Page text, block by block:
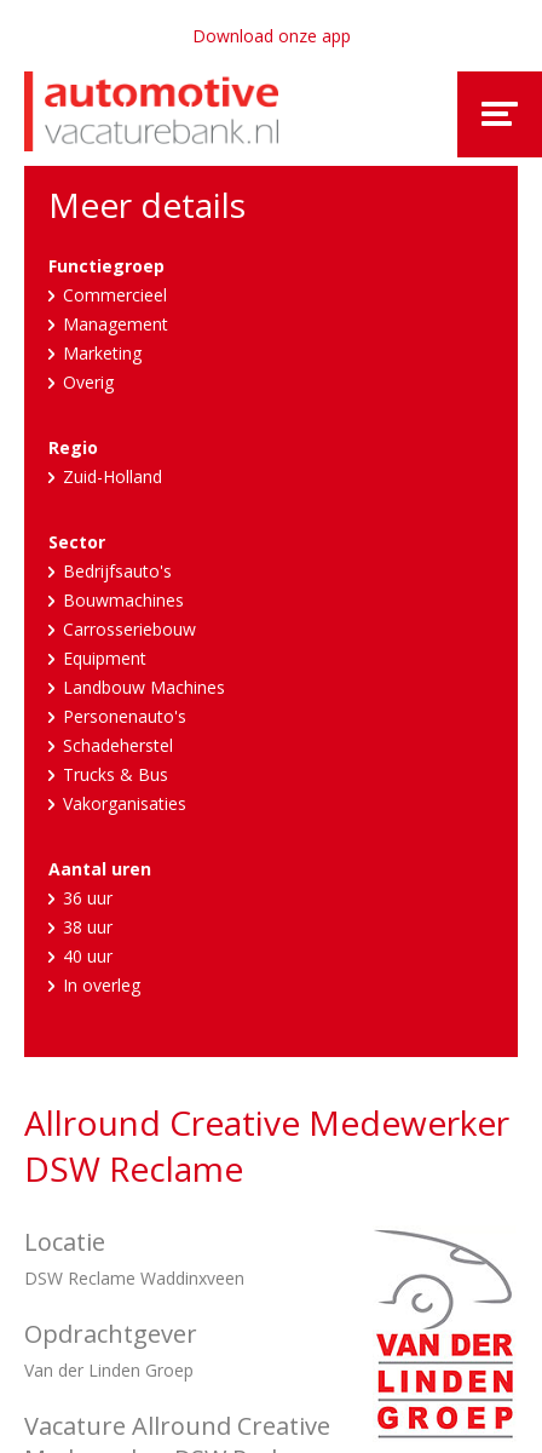
Download onze app
Meer details
Functiegroep
Commercieel
Management
Marketing
Overig
Regio
Zuid-Holland
Sector
Bedrijfsauto's
Bouwmachines
Carrosseriebouw
Equipment
Landbouw Machines
Personenauto's
Schadeherstel
Trucks & Bus
Vakorganisaties
Aantal uren
36 uur
38 uur
40 uur
In overleg
Allround Creative Medewerker
DSW Reclame
Locatie
DSW Reclame Waddinxveen
Opdrachtgever
Van der Linden Groep
Vacature Allround Creative